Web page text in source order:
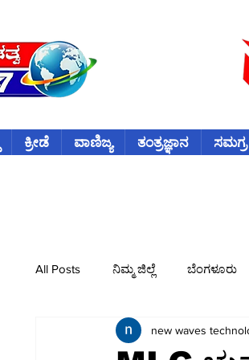
ಕ್ರೀಡೆ ವಾಣಿಜ್ಯ ತಂತ್ರಜ್ಞಾನ
All Posts ನಿಮ್ಮ ಜಿಲ್ಲೆ ಬೆಂಗಳೂರು
ಕ್ರೀಡೆ ಕ್ರಿಕೆಟ್
new waves